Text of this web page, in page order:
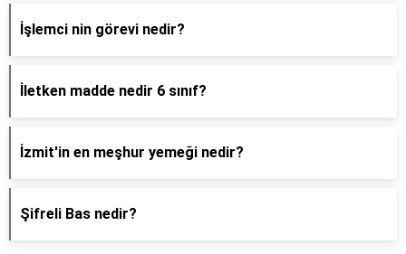
İşlemci nin görevi nedir?
İletken madde nedir 6 sınıf?
İzmit'in en meşhur yemeği nedir?
Şifreli Bas nedir?